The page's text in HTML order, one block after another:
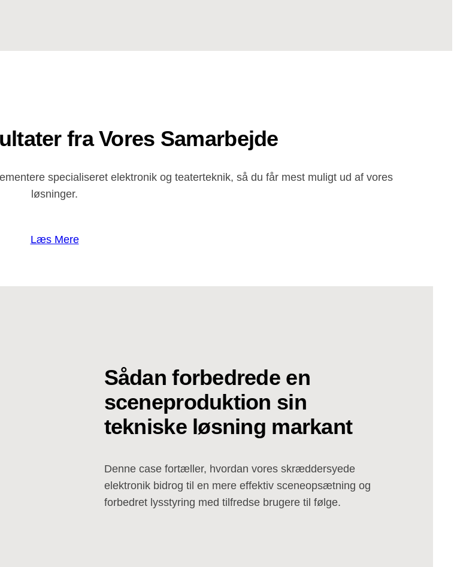
fra Vores Samarbejde
specialiseret elektronik og teaterteknik, så du får mest muligt ud af vores
løsninger.
Læs Mere
Sådan forbedrede en
sceneproduktion sin
tekniske løsning markant
Denne case fortæller, hvordan vores skræddersyede
elektronik bidrog til en mere effektiv sceneopsætning og
forbedret lysstyring med tilfredse brugere til følge.